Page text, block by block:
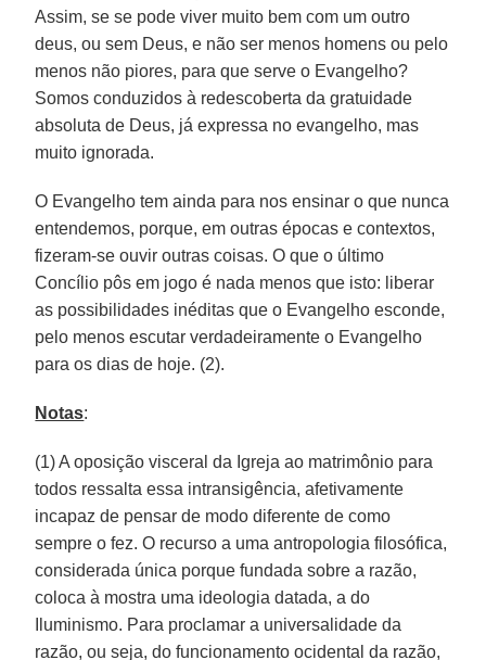
Assim, se se pode viver muito bem com um outro
deus, ou sem Deus, e não ser menos homens ou pelo
menos não piores, para que serve o Evangelho?
Somos conduzidos à redescoberta da gratuidade
absoluta de Deus, já expressa no evangelho, mas
muito ignorada.
O Evangelho tem ainda para nos ensinar o que nunca
entendemos, porque, em outras épocas e contextos,
fizeram-se ouvir outras coisas. O que o último
Concílio pôs em jogo é nada menos que isto: liberar
as possibilidades inéditas que o Evangelho esconde,
pelo menos escutar verdadeiramente o Evangelho
para os dias de hoje. (2).
Notas:
(1) A oposição visceral da Igreja ao matrimônio para
todos ressalta essa intransigência, afetivamente
incapaz de pensar de modo diferente de como
sempre o fez. O recurso a uma antropologia filosófica,
considerada única porque fundada sobre a razão,
coloca à mostra uma ideologia datada, a do
Iluminismo. Para proclamar a universalidade da
razão, ou seja, do funcionamento ocidental da razão,